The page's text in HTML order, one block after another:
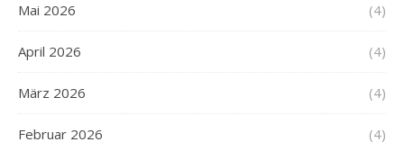
Mai 2026 (4)
April 2026 (4)
März 2026 (4)
Februar 2026 (4)